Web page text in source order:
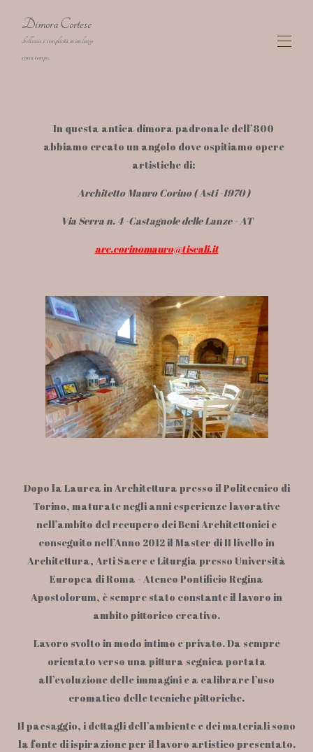
Dimora Cortese
..bellezza e semplicità in un luogo
senza tempo..
La Dimora ▾
Le Camere▾
Galleria
Attività
Contatto
Artista Corino Mauro
Privacy policy
Viaggiare è una cosa seria: sicurezza ai tempi
del Covid-19
In questa antica dimora padronale dell’800
abbiamo creato un angolo dove ospitiamo opere
artistiche di:
Architetto Mauro Corino ( Asti -1970 )
Via Serra n. 4 -Castagnole delle Lanze - AT
arc.corinomauro@tiscali.it
Dopo la Laurea in Architettura presso il Politecnico di
Torino, maturate negli anni esperienze lavorative
nell’ambito del recupero dei Beni Architettonici e
conseguito nell’Anno 2012 il Master di II livello in
Architettura, Arti Sacre e Liturgia presso Università
Europea di Roma - Ateneo Pontificio Regina
Apostolorum, è sempre stato constante il lavoro in
ambito pittorico creativo.
Lavoro svolto in modo intimo e privato. Da sempre
orientato verso una pittura segnica portata
all’evoluzione delle immagini e a calibrare l’uso
cromatico delle tecniche pittoriche.
Il paesaggio, i dettagli dell’ambiente e dei materiali sono
la fonte di ispirazione per il lavoro artistico presentato.